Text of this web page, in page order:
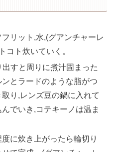
リット,水,(グアンチャーレ
コト炊いていく。
すと周りに煮汁固まった
とラードのような脂がつ
り,レンズ豆の鍋に入れて
でいき,コテキーノは温ま
に炊き上がったら輪切り